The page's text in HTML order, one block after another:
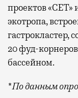
проектов «СЕТ»
экотропа,
гастрокластер,
20 фуд-
бассейном.
* По данным